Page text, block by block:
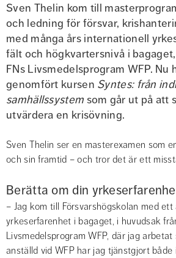
Sven Thelin kom till
och ledning för försvar,
med många års internationell
fält och högkvartersnivå i
FNs Livsmedelsprogram WFP. Nu
genomfört kursen Syntes: från
samhällssystem som går ut på att
utvärdera en krisövning.
Sven Thelin ser en masterexamen som
och sin framtid – och tror det är ett
Berätta om din
– Jag kom till Försvarshögskolan med
yrkeserfarenhet i bagaget, i huvudsak
Livsmedelsprogram WFP, där jag arbetat
anställd vid WFP har jag tjänstgjort både